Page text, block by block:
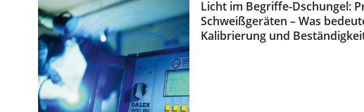
Licht im Begriffe-Dschungel:
Schweißgeräten – Was
Kalibrierung und